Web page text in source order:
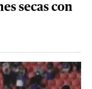
secas con